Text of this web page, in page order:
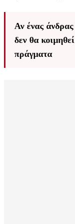
Αν ένας άνδρας
δεν θα
πράγματα